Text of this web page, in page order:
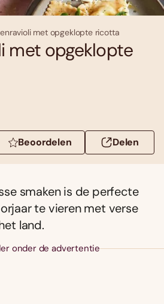
met opgeklopte ricotta
met opgeklopte
Beoordelen Delen
smaken is de perfecte
te vieren met verse
land.
onder de advertentie